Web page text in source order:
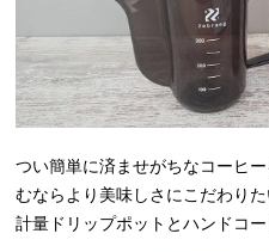
つい簡単に済ませがちなコーヒ
むならより美味しさにこだわり
計量ドリップポットとハンドコー